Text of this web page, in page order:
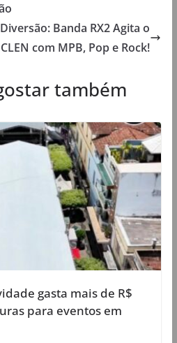
Banda RX2 Agita o
CLEN com MPB, Pop e Rock!
também
gasta mais de R$
para eventos em